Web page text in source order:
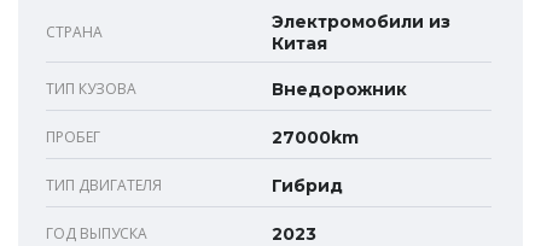
СТРАНА
Электромобили из
Китая
ТИП КУЗОВА Внедорожник
ПРОБЕГ 27000km
ТИП ДВИГАТЕЛЯ Гибрид
ГОД ВЫПУСКА 2023